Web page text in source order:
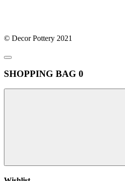
© Decor Pottery 2021
SHOPPING BAG 0